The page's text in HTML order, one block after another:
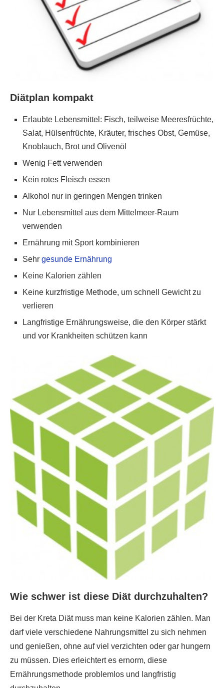
Diätplan kompakt
Erlaubte Lebensmittel: Fisch, teilweise Meeresfrüchte,
Salat, Hülsenfrüchte, Kräuter, frisches Obst, Gemüse,
Knoblauch, Brot und Olivenöl
Wenig Fett verwenden
Kein rotes Fleisch essen
Alkohol nur in geringen Mengen trinken
Nur Lebensmittel aus dem Mittelmeer-Raum
verwenden
Ernährung mit Sport kombinieren
Sehr gesunde Ernährung
Keine Kalorien zählen
Keine kurzfristige Methode, um schnell Gewicht zu
verlieren
Langfristige Ernährungsweise, die den Körper stärkt
und vor Krankheiten schützen kann
Wie schwer ist diese Diät durchzuhalten?
Bei der Kreta Diät muss man keine Kalorien zählen. Man
darf viele verschiedene Nahrungsmittel zu sich nehmen
und genießen, ohne auf viel verzichten oder gar hungern
zu müssen. Dies erleichtert es ernorm, diese
Ernährungsmethode problemlos und langfristig